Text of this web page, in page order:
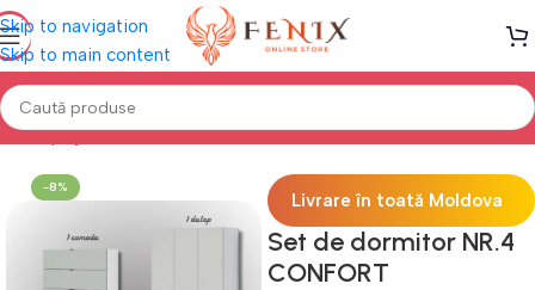
Skip to navigation
Skip to main content
Prima pagină Mobilă DORMITOR Seturi Dormitoare
-8%
Livrare în toată Moldova
Set de dormitor NR.4
CONFORT